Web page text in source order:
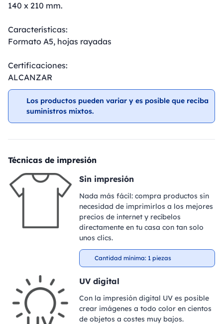
140 x 210 mm.
Características:
Formato A5, hojas rayadas
Certificaciones:
ALCANZAR
Los productos pueden variar y es posible que reciba
suministros mixtos.
Técnicas de impresión
Sin impresión
Nada más fácil: compra productos sin
necesidad de imprimirlos a los mejores
precios de internet y recíbelos
directamente en tu casa con tan solo
unos clics.
Cantidad mínima: 1 piezas
UV digital
Con la impresión digital UV es posible
crear imágenes a todo color en cientos
de objetos a costes muy bajos.